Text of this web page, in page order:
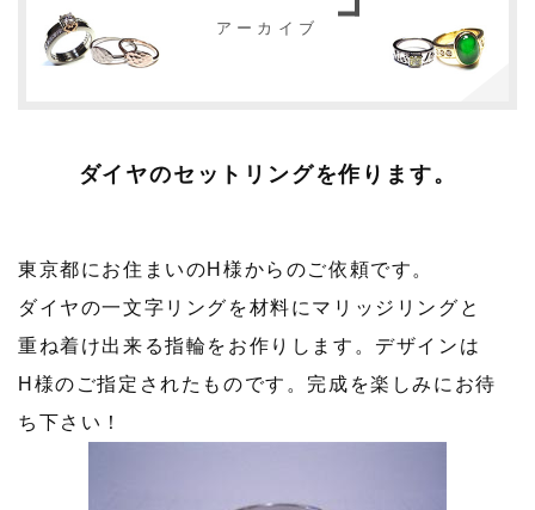
アーカイブ
ダイヤのセットリングを作ります。
東京都にお住まいのH様からのご依頼です。
ダイヤの一文字リングを材料にマリッジリングと
重ね着け出来る指輪をお作りします。デザインは
H様のご指定されたものです。完成を楽しみにお待
ち下さい！